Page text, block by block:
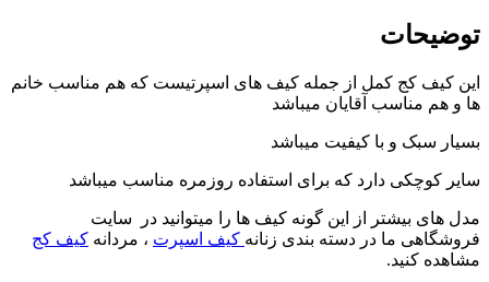
توضیحات
این کیف کج کمل از جمله کیف های اسپرتیست که هم مناسب خانم
ها و هم مناسب آقایان میباشد
بسیار سبک و با کیفیت میباشد
سایر کوچکی دارد که برای استفاده روزمره مناسب میباشد
مدل های بیشتر از این گونه کیف ها را میتوانید در سایت
فروشگاهی ما در دسته بندی زنانه کیف اسپرت ، مردانه کیف کج
مشاهده کنید.